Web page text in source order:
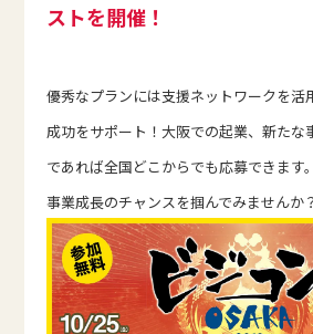
ストを開催！
優秀なプランには支援ネットワークを活
成功をサポート！大阪での起業、新たな
であれば全国どこからでも応募できます
事業成長のチャンスを掴んでみませんか？